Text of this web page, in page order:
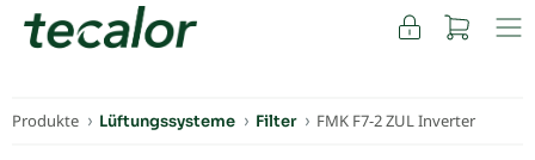
FACHKUNDEN
Produkte Lüftungssysteme Filter FMK F7-2 ZUL Inverter